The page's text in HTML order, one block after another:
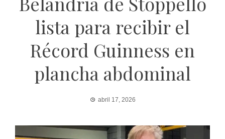
lista para recibir el
Récord Guinness en
plancha abdominal
abril 17, 2026